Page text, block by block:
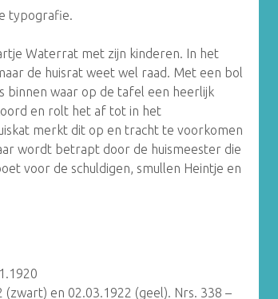
typografie.
Waterrat met zijn kinderen. In het
de huisrat weet wel raad. Met een bol
binnen waar op de tafel een heerlijk
en rolt het af tot in het
merkt dit op en tracht te voorkomen
wordt betrapt door de huismeester die
voor de schuldigen, smullen Heintje en
en 02.03.1922 (geel). Nrs. 338 –